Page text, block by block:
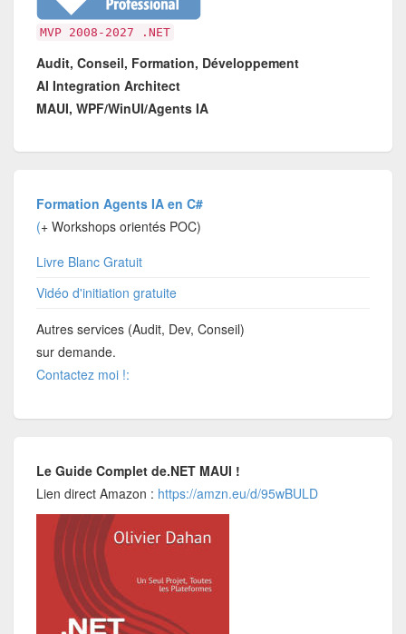
MVP 2008-2027 .NET
Audit, Conseil, Formation, Développement
AI Integration Architect
MAUI, WPF/WinUI/Agents IA
Formation Agents IA en C#
(+ Workshops orientés POC)
Livre Blanc Gratuit
Vidéo d'initiation gratuite
Autres services (Audit, Dev, Conseil)
sur demande.
Contactez moi !:
Le Guide Complet de.NET MAUI !
Lien direct Amazon : https://amzn.eu/d/95wBULD